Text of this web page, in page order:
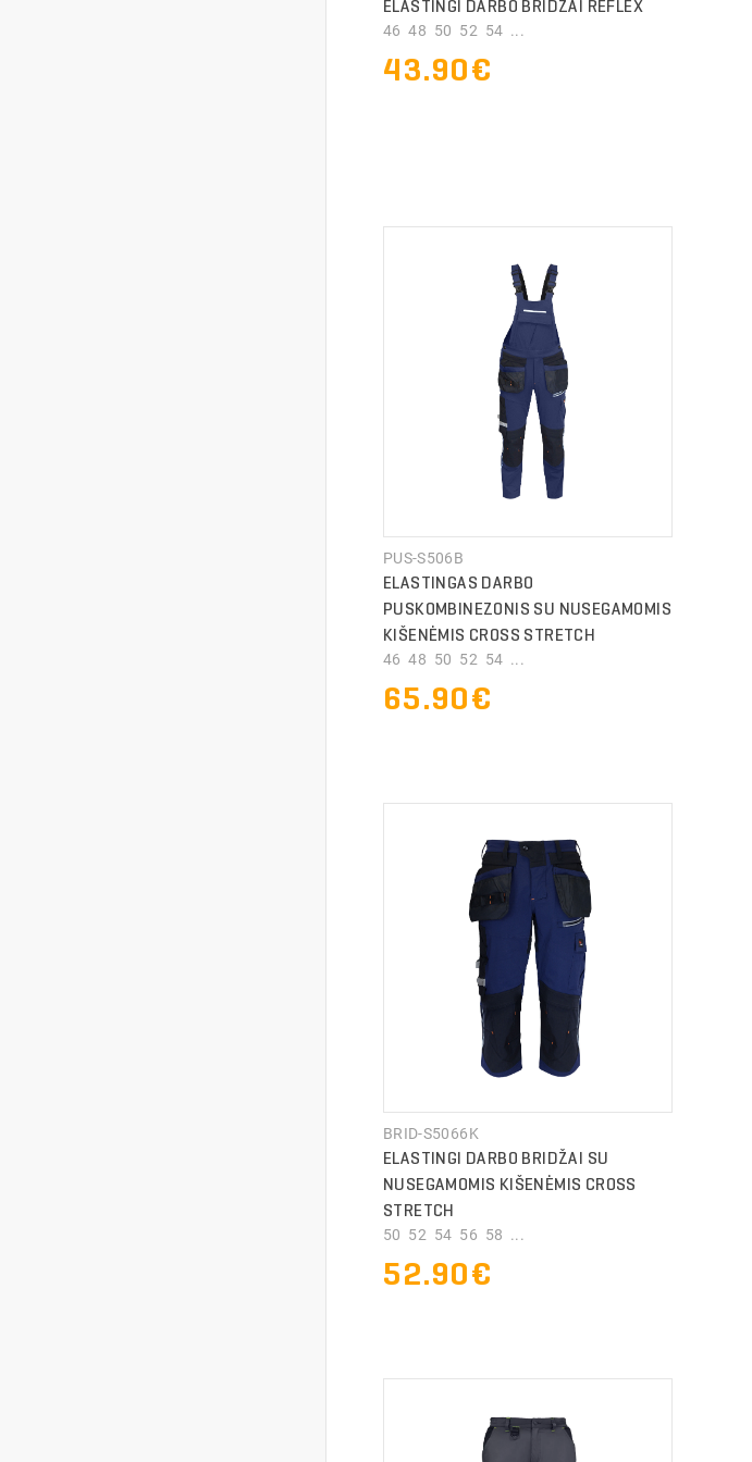
ELASTINGI DARBO BRIDŽAI REFLEX
46 48 50 52 54 ...
43.90€
PUS-S506B
ELASTINGAS DARBO
PUSKOMBINEZONIS SU NUSEGAMOMIS
KIŠENĖMIS CROSS STRETCH
46 48 50 52 54 ...
65.90€
BRID-S5066K
ELASTINGI DARBO BRIDŽAI SU
NUSEGAMOMIS KIŠENĖMIS CROSS
STRETCH
50 52 54 56 58 ...
52.90€